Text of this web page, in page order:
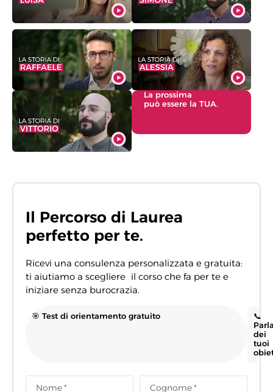
La prossima
può essere la TUA.
Il Percorso di Laurea
perfetto per te.
Ricevi una consulenza personalizzata e gratuita:
ti aiutiamo a scegliere il corso che fa per te e
iniziare senza burocrazia.
🎯 Test di orientamento gratuito
📞
dei
tuoi